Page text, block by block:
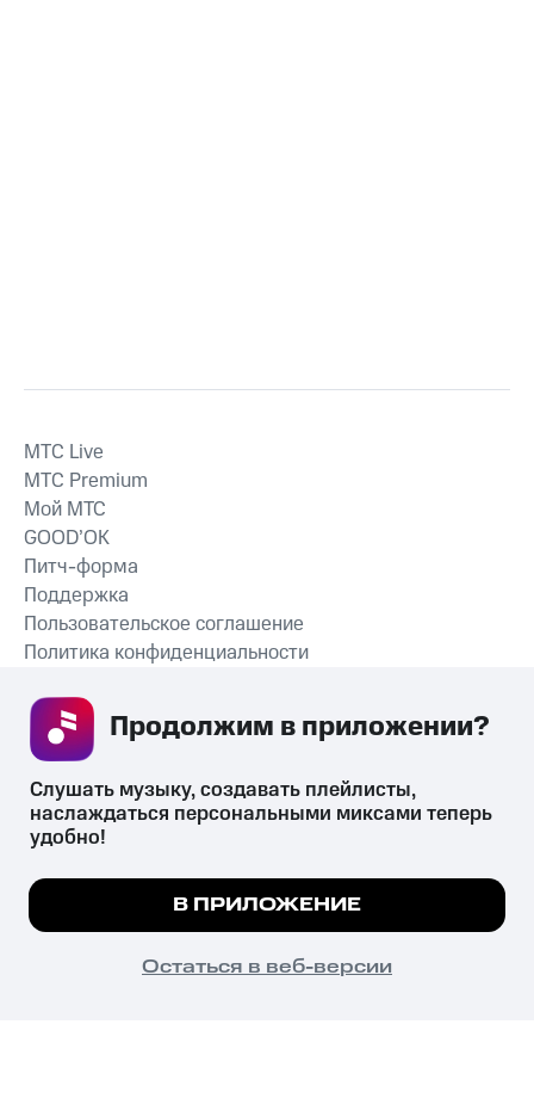
СКАЧАТЬ ПРИЛОЖЕНИЕ
MTС Live
MTС Premium
Мой МТС
GOOD’OK
Питч-форма
Поддержка
Пользовательское соглашение
Политика конфиденциальности
психотропных веществ, их аналогов причиняет вред здоровью,
их незаконный оборот запрещён и влечёт установленную
законодательством ответственность.
© 2026 ООО «КИОН».
Все права защищены
Мы используем куки, чтобы на сайте все
Подробнее
ПОНЯТНО
Слушать музыку, создавать плейлисты,
наслаждаться персональными миксами теперь
удобно!
В ПРИЛОЖЕНИЕ
Остаться в веб-версии